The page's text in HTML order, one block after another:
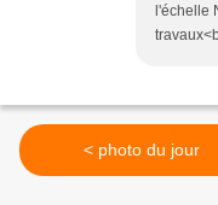
l'échelle
< photo du jour